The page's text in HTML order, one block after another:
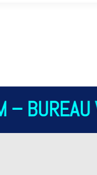
BUREAU